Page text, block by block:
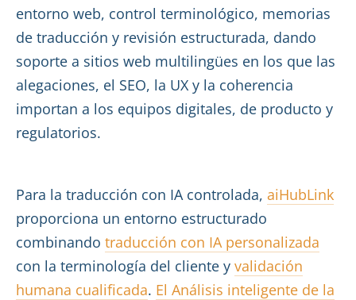
entorno web, control terminológico, memorias
de traducción y revisión estructurada, dando
soporte a sitios web multilingües en los que las
alegaciones, el SEO, la UX y la coherencia
importan a los equipos digitales, de producto y
regulatorios.
Para la traducción con IA controlada, aiHubLink
proporciona un entorno estructurado
combinando traducción con IA personalizada
con la terminología del cliente y validación
humana cualificada. El Análisis inteligente de la